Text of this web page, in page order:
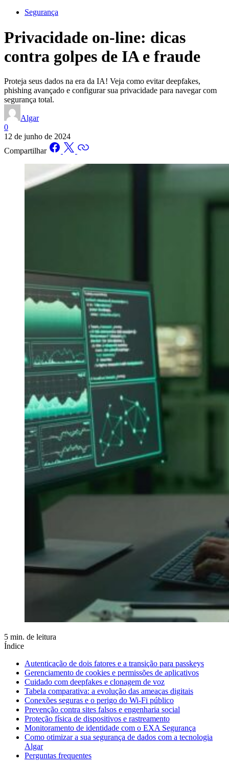
Segurança
Privacidade on-line: dicas
contra golpes de IA e fraude
Proteja seus dados na era da IA! Veja como evitar deepfakes,
phishing avançado e configurar sua privacidade para navegar com
segurança total.
Algar
0
12 de junho de 2024
Compartilhar
5 min. de leitura
Índice
Autenticação de dois fatores e a transição para passkeys
Gerenciamento de cookies e permissões de aplicativos
Cuidado com deepfakes e clonagem de voz
Tabela comparativa: a evolução das ameaças digitais
Conexões seguras e o perigo do Wi-Fi público
Prevenção contra sites falsos e engenharia social
Proteção física de dispositivos e rastreamento
Monitoramento de identidade com o EXA Segurança
Como otimizar a sua segurança de dados com a tecnologia
Algar
Perguntas frequentes